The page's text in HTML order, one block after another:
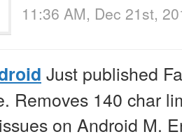
11:36 AM, Dec 21st,
Just published
Removes 140 char
on Android M.